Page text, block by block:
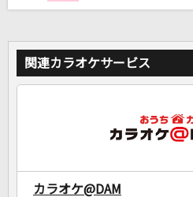
家族や友達と一緒
関連カラオケサービス
カラオケ@DAM